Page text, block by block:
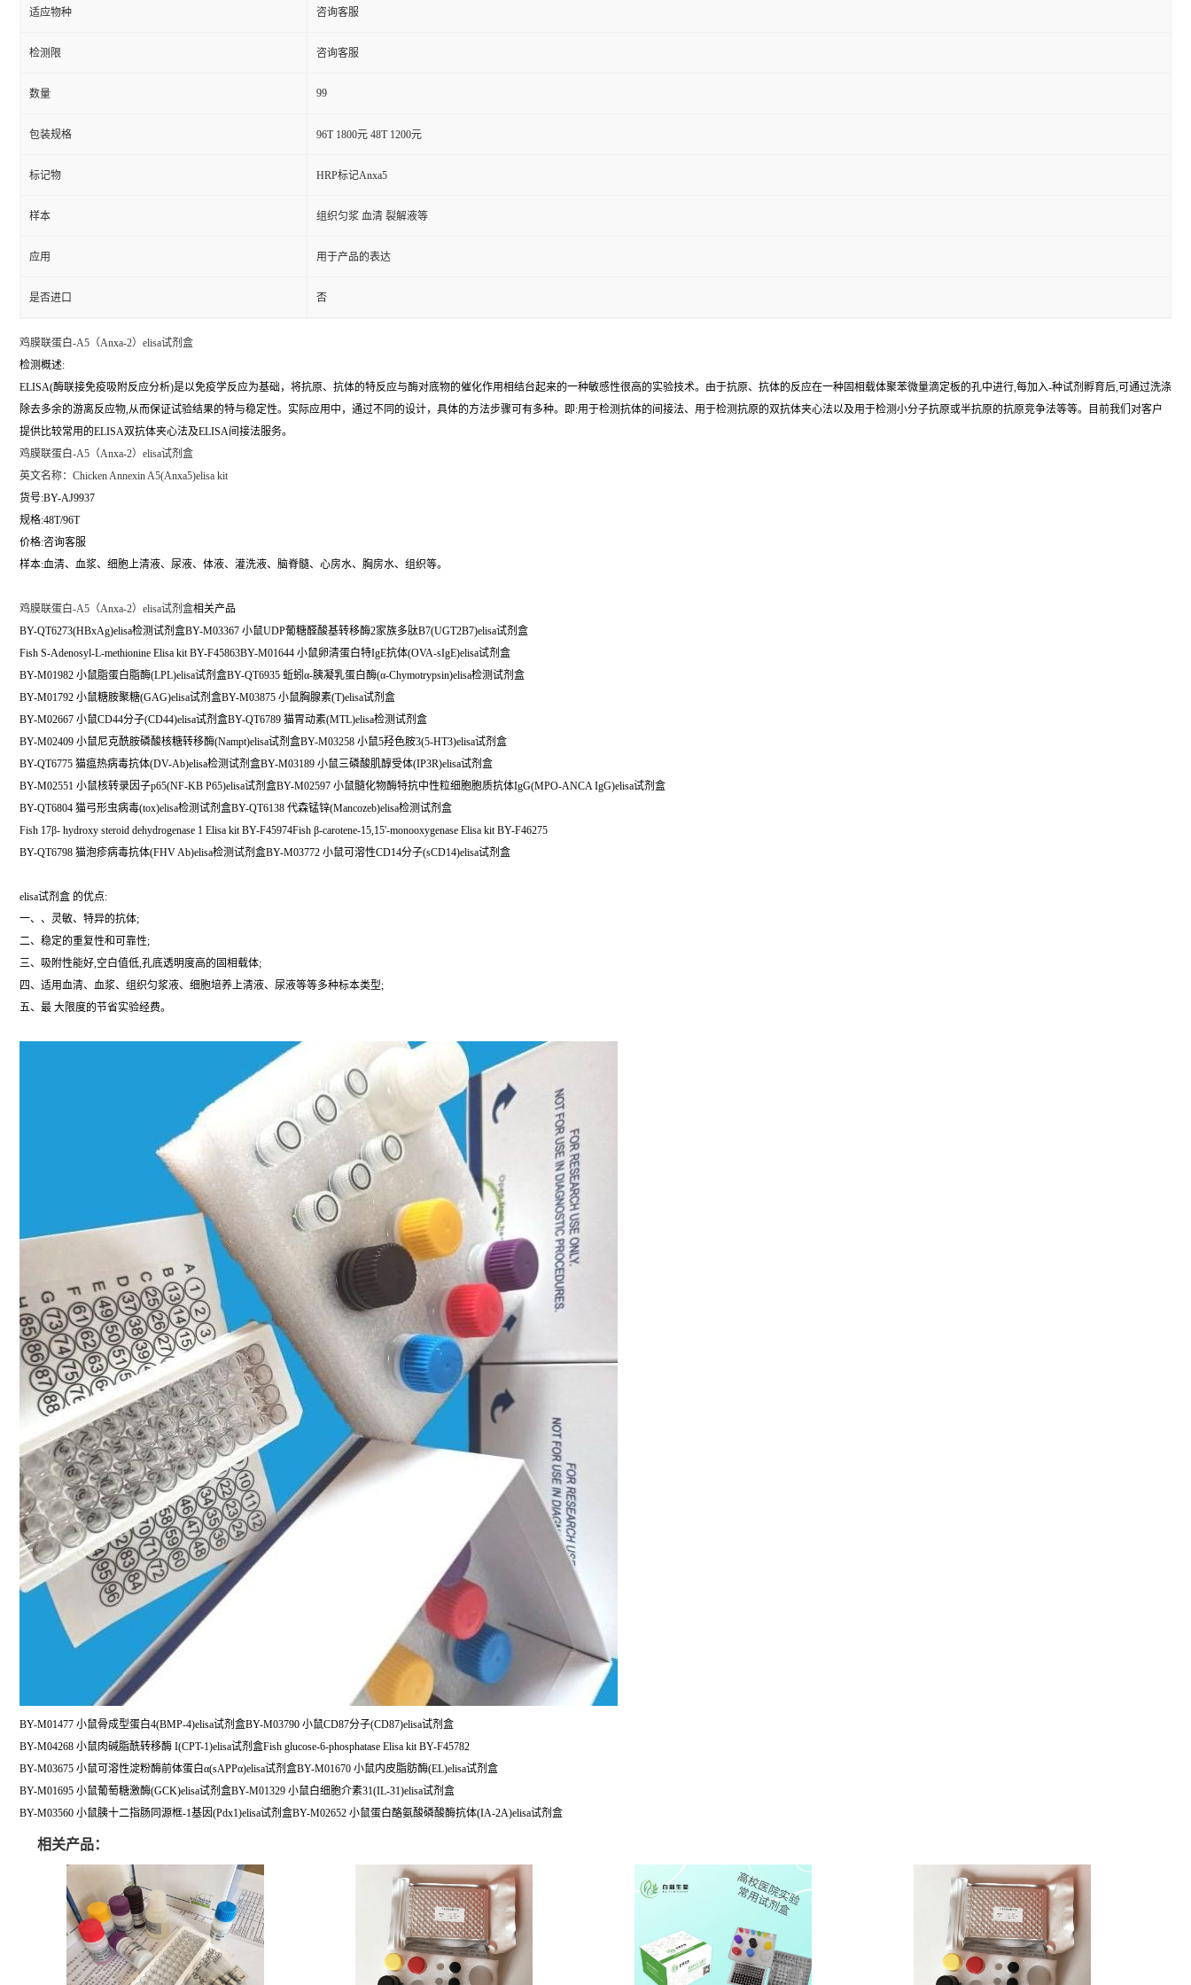
适应物种 咨询客服
检测限 咨询客服
数量 99
包装规格 96T 1800元 48T 1200元
标记物 HRP标记Anxa5
样本 组织匀浆 血清 裂解液等
应用 用于产品的表达
是否进口 否
鸡膜联蛋白-A5（Anxa-2）elisa试剂盒
检测概述:
ELISA(酶联接免疫吸附反应分析)是以免疫学反应为基础，将抗原、抗体的特反应与酶对底物的催化作用相结台起来的一种敏感性很高的实验技术。由于抗原、抗体的反应在一种固相载体聚苯微量滴定板的孔中进行,每加入-种试剂孵育后,可通过洗涤
除去多余的游离反应物,从而保证试验结果的特与稳定性。实际应用中，通过不同的设计，具体的方法步骤可有多种。即:用于检测抗体的间接法、用于检测抗原的双抗体夹心法以及用于检测小分子抗原或半抗原的抗原竞争法等等。目前我们对客户
提供比较常用的ELISA双抗体夹心法及ELISA间接法服务。
鸡膜联蛋白-A5（Anxa-2）elisa试剂盒
英文名称： Chicken Annexin A5(Anxa5)elisa kit
货号:BY-AJ9937
规格:48T/96T
价格:咨询客服
样本:血清、血浆、细胞上清液、尿液、体液、灌洗液、脑脊髓、心房水、胸房水、组织等。
鸡膜联蛋白-A5（Anxa-2）elisa试剂盒相关产品
BY-QT6273(HBxAg)elisa检测试剂盒BY-M03367 小鼠UDP葡糖醛酸基转移酶2家族多肽B7(UGT2B7)elisa试剂盒
Fish S-Adenosyl-L-methionine Elisa kit BY-F45863BY-M01644 小鼠卵清蛋白特IgE抗体(OVA-sIgE)elisa试剂盒
BY-M01982 小鼠脂蛋白脂酶(LPL)elisa试剂盒BY-QT6935 蚯蚓α-胰凝乳蛋白酶(α-Chymotrypsin)elisa检测试剂盒
BY-M01792 小鼠糖胺聚糖(GAG)elisa试剂盒BY-M03875 小鼠胸腺素(T)elisa试剂盒
BY-M02667 小鼠CD44分子(CD44)elisa试剂盒BY-QT6789 猫胃动素(MTL)elisa检测试剂盒
BY-M02409 小鼠尼克酰胺磷酸核糖转移酶(Nampt)elisa试剂盒BY-M03258 小鼠5羟色胺3(5-HT3)elisa试剂盒
BY-QT6775 猫瘟热病毒抗体(DV-Ab)elisa检测试剂盒BY-M03189 小鼠三磷酸肌醇受体(IP3R)elisa试剂盒
BY-M02551 小鼠核转录因子p65(NF-KB P65)elisa试剂盒BY-M02597 小鼠髓化物酶特抗中性粒细胞胞质抗体IgG(MPO-ANCA IgG)elisa试剂盒
BY-QT6804 猫弓形虫病毒(tox)elisa检测试剂盒BY-QT6138 代森锰锌(Mancozeb)elisa检测试剂盒
Fish 17β- hydroxy steroid dehydrogenase 1 Elisa kit BY-F45974Fish β-carotene-15,15'-monooxygenase Elisa kit BY-F46275
BY-QT6798 猫泡疹病毒抗体(FHV Ab)elisa检测试剂盒BY-M03772 小鼠可溶性CD14分子(sCD14)elisa试剂盒
elisa试剂盒 的优点:
一、、灵敏、特异的抗体;
二、稳定的重复性和可靠性;
三、吸附性能好,空白值低,孔底透明度高的固相载体;
四、适用血清、血浆、组织匀浆液、细胞培养上清液、尿液等等多种标本类型;
五、最 大限度的节省实验经费。
BY-M01477 小鼠骨成型蛋白4(BMP-4)elisa试剂盒BY-M03790 小鼠CD87分子(CD87)elisa试剂盒
BY-M04268 小鼠肉碱脂酰转移酶 I(CPT-1)elisa试剂盒Fish glucose-6-phosphatase Elisa kit BY-F45782
BY-M03675 小鼠可溶性淀粉酶前体蛋白α(sAPPα)elisa试剂盒BY-M01670 小鼠内皮脂肪酶(EL)elisa试剂盒
BY-M01695 小鼠葡萄糖激酶(GCK)elisa试剂盒BY-M01329 小鼠白细胞介素31(IL-31)elisa试剂盒
BY-M03560 小鼠胰十二指肠同源框-1基因(Pdx1)elisa试剂盒BY-M02652 小鼠蛋白酪氨酸磷酸酶抗体(IA-2A)elisa试剂盒
相关产品：